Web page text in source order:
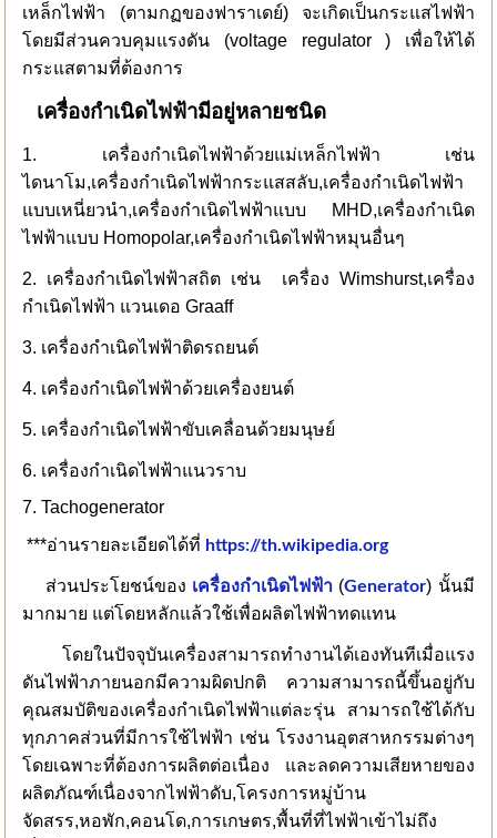
เหล็กไฟฟ้า (ตามกฏของฟาราเดย์) จะเกิดเป็นกระแสไฟฟ้า
โดยมีส่วนควบคุมแรงดัน (voltage regulator ) เพื่อให้ได้
กระแสตามที่ต้องการ
เครื่องกำเนิดไฟฟ้ามีอยู่หลายชนิด
1. เครื่องกำเนิดไฟฟ้าด้วยแม่เหล็กไฟฟ้า เช่น
ไดนาโม,เครื่องกำเนิดไฟฟ้ากระแสสลับ,เครื่องกำเนิดไฟฟ้า
แบบเหนี่ยวนำ,เครื่องกำเนิดไฟฟ้าแบบ MHD,เครื่องกำเนิด
ไฟฟ้าแบบ Homopolar,เครื่องกำเนิดไฟฟ้าหมุนอื่นๆ
2. เครื่องกำเนิดไฟฟ้าสถิต เช่น เครื่อง Wimshurst,เครื่อง
กำเนิดไฟฟ้า แวนเดอ Graaff
3. เครื่องกำเนิดไฟฟ้าติดรถยนต์
4. เครื่องกำเนิดไฟฟ้าด้วยเครื่องยนต์
5. เครื่องกำเนิดไฟฟ้าขับเคลื่อนด้วยมนุษย์
6. เครื่องกำเนิดไฟฟ้าแนวราบ
7.Tachogenerator
***อ่านรายละเอียดได้ที่ https://th.wikipedia.org
ส่วนประโยชน์ของ เครื่องกำเนิดไฟฟ้า (Generator) นั้นมี
มากมาย แต่โดยหลักแล้วใช้เพื่อผลิตไฟฟ้าทดแทน
โดยในปัจจุบันเครื่องสามารถทำงานได้เองทันทีเมื่อแรง
ดันไฟฟ้าภายนอกมีความผิดปกติ ความสามารถนี้ขึ้นอยู่กับ
คุณสมบัติของเครื่องกำเนิดไฟฟ้าแต่ละรุ่น สามารถใช้ได้กับ
ทุกภาคส่วนที่มีการใช้ไฟฟ้า เช่น โรงงานอุตสาหกรรมต่างๆ
โดยเฉพาะที่ต้องการผลิตต่อเนื่อง และลดความเสียหายของ
ผลิตภัณฑ์เนื่องจากไฟฟ้าดับ,โครงการหมู่บ้าน
จัดสรร,หอพัก,คอนโด,การเกษตร,พื้นที่ที่ไฟฟ้าเข้าไม่ถึง